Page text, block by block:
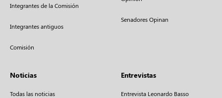
Integrantes de la Comisión
Integrantes antiguos
Comisión
Senadores Opinan
Noticias
Todas las noticias
Entrevistas
Entrevista Leonardo Basso